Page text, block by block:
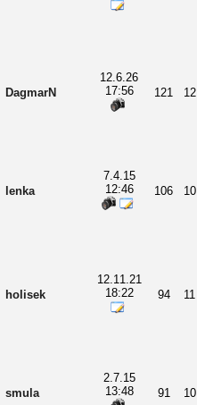
DagmarN
12.6.26
17:56
121 12
lenka
7.4.15
12:46
106 10
holisek
12.11.21
18:22
94 11
smula
2.7.15
13:48
91 10